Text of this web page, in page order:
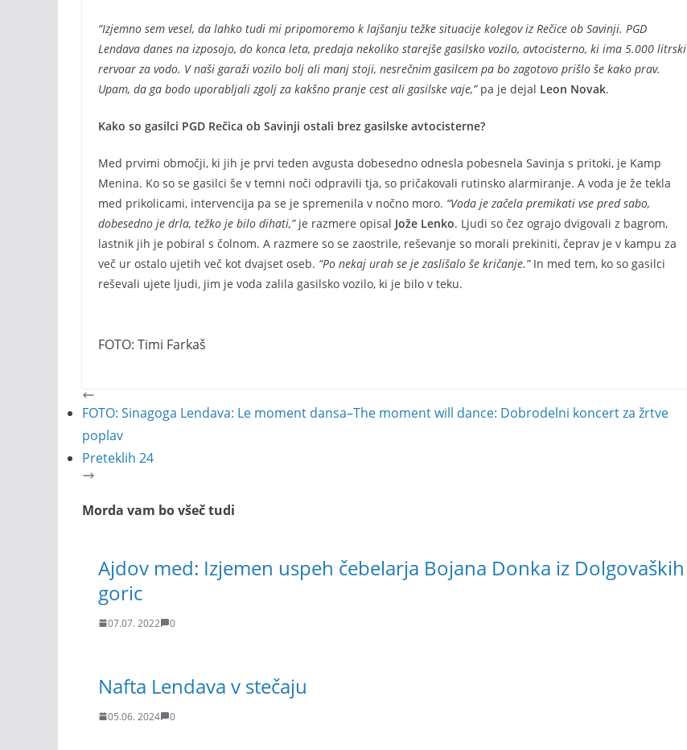
“Izjemno sem vesel, da lahko tudi mi pripomoremo k lajšanju težke situacije kolegov iz Rečice ob Savinji. PGD
Lendava danes na izposojo, do konca leta, predaja nekoliko starejše gasilsko vozilo, avtocisterno, ki ima 5.000 litrski
rervoar za vodo. V naši garaži vozilo bolj ali manj stoji, nesrečnim gasilcem pa bo zagotovo prišlo še kako prav.
Upam, da ga bodo uporabljali zgolj za kakšno pranje cest ali gasilske vaje,”pa je dejal Leon Novak.
Kako so gasilci PGD Rečica ob Savinji ostali brez gasilske avtocisterne?
Med prvimi območji, ki jih je prvi teden avgusta dobesedno odnesla pobesnela Savinja s pritoki, je Kamp
Menina. Ko so se gasilci še v temni noči odpravili tja, so pričakovali rutinsko alarmiranje. A voda je že tekla
med prikolicami, intervencija pa se je spremenila v nočno moro. “Voda je začela premikati vse pred sabo,
dobesedno je drla, težko je bilo dihati,”je razmere opisal Jože Lenko. Ljudi so čez ograjo dvigovali z bagrom,
lastnik jih je pobiral s čolnom. A razmere so se zaostrile, reševanje so morali prekiniti, čeprav je v kampu za
več ur ostalo ujetih več kot dvajset oseb. “Po nekaj urah se je zaslišalo še kričanje.” In med tem, ko so gasilci
reševali ujete ljudi, jim je voda zalila gasilsko vozilo, ki je bilo v teku.
FOTO: Timi Farkaš
FOTO: Sinagoga Lendava: Le moment dansa–The moment will dance: Dobrodelni koncert za žrtve
poplav
Preteklih 24
Morda vam bo všeč tudi
Ajdov med: Izjemen uspeh čebelarja Bojana Donka iz Dolgovaških
goric
07.07. 2022 0
Nafta Lendava v stečaju
05.06. 2024 0